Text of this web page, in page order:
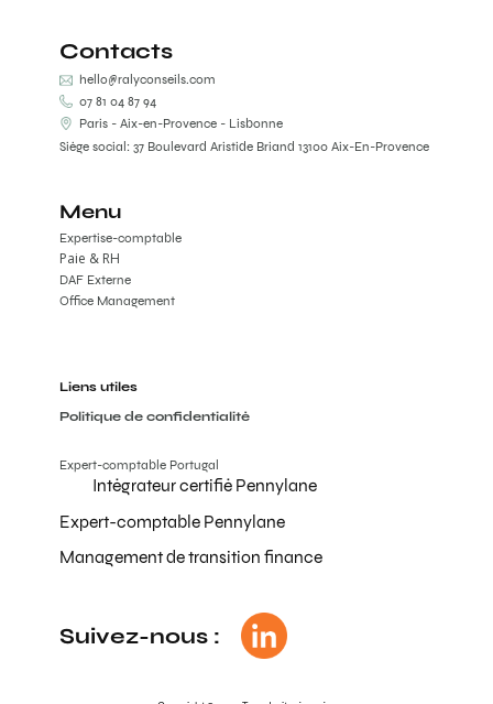
Contacts
hello@ralyconseils.com
07 81 04 87 94
Paris - Aix-en-Provence - Lisbonne
Siège social: 37 Boulevard Aristide Briand 13100 Aix-En-Provence
Menu
Expertise-comptable
DAF Externe
Office Management
Paie & RH
Liens utiles
Politique de confidentialité
Expert-comptable Portugal
Intégrateur certifié Pennylane
Expert-comptable Pennylane
Management de transition finance
Suivez-nous :